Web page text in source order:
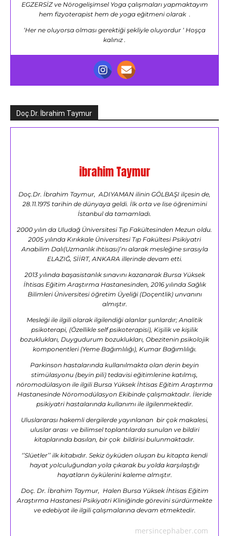
EGZERSİZ ve Nörogelişimsel Yoga çalışmaları yapmaktayım
hem fizyoterapist hem de yoga eğitmeni olarak .
‘Her ne oluyorsa olması gerektiği şekliyle oluyordur ‘ Hoşça
kalınız .
Doç.Dr. İbrahim Taymur
ibrahim Taymur
Doç.Dr. İbrahim Taymur, ADIYAMAN ilinin GÖLBAŞI ilçesin de,
28.11.1975 tarihin de dünyaya geldi. İlk orta ve lise öğrenimini
İstanbul da tamamladı.
2000 yılın da Uludağ Üniversitesi Tıp Fakültesinden Mezun oldu.
2005 yılında Kırıkkale Üniversitesi Tıp Fakültesi Psikiyatri
Anabilim Dalı(Uzmanlık ihtisası)’nı alarak mesleğine sırasıyla
ELAZIĞ, SİİRT, ANKARA illerinde devam etti.
2013 yılında başasistanlık sınavını kazanarak Bursa Yüksek
İhtisas Eğitim Araştırma Hastanesinden, 2016 yılında Sağlık
Bilimleri Üniversitesi öğretim Üyeliği (Doçentlik) unvanını
almıştır.
Mesleği ile ilgili olarak ilgilendiği alanlar şunlardır; Analitik
psikoterapi, (Özellikle self psikoterapisi), Kişilik ve kişilik
bozuklukları, Duygudurum bozuklukları, Obezitenin psikolojik
komponentleri (Yeme Bağımlılığı), Kumar Bağımlılığı.
Parkinson hastalarında kullanılmakta olan derin beyin
stimülasyonu (beyin pili) tedavisi eğitimlerine katılmış,
nöromodülasyon ile ilgili Bursa Yüksek İhtisas Eğitim Araştırma
Hastanesinde Nöromodülasyon Ekibinde çalışmaktadır. İleride
psikiyatri hastalarında kullanımı ile ilgilenmektedir.
Uluslararası hakemli dergilerde yayınlanan bir çok makalesi,
uluslar arası ve bilimsel toplantılarda sunulan ve bildiri
kitaplarında basılan, bir çok bildirisi bulunmaktadır.
‘’Slüetler’’ ilk kitabıdır. Sekiz öyküden oluşan bu kitapta kendi
hayat yolculuğundan yola çıkarak bu yolda karşılaştığı
hayatların öykülerini kaleme almıştır.
Doç. Dr. İbrahim Taymur, Halen Bursa Yüksek İhtisas Eğitim
Araştırma Hastanesi Psikiyatri Kliniğinde görevini sürdürmekte
ve edebiyat ile ilgili çalışmalarına devam etmektedir.
mersincephaber.com